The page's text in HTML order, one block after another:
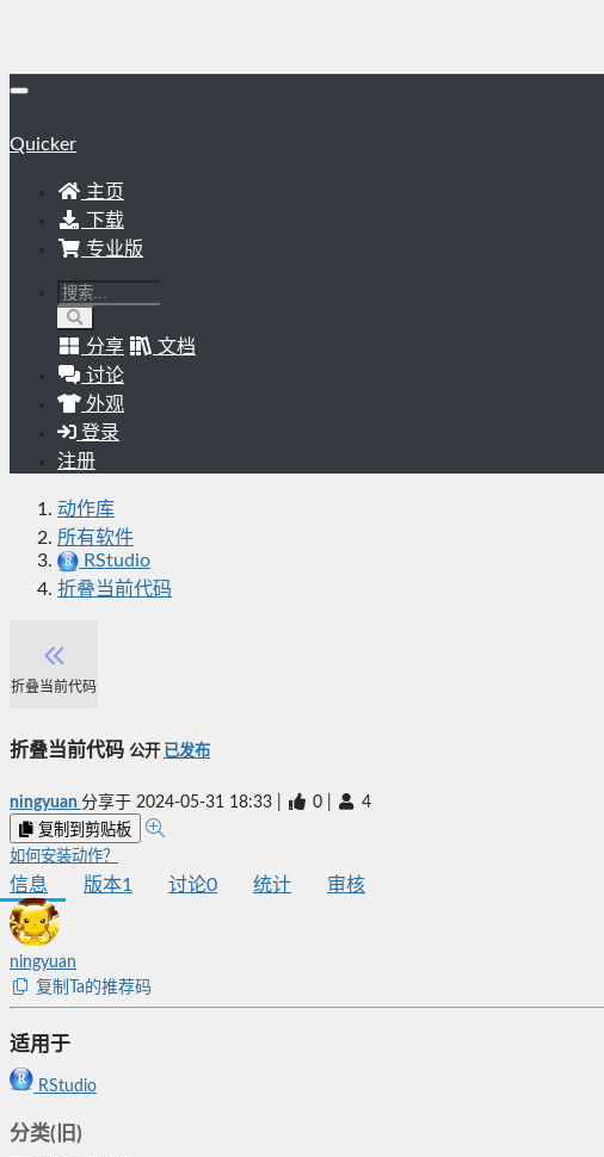
Quicker
主页
下载
专业版
分享
文档
讨论
外观
登录
注册
动作库
所有软件
RStudio
折叠当前代码
折叠当前代码
折叠当前代码 公开 已发布
ningyuan 分享于 2024-05-31 18:33 0 4
复制到剪贴板
如何安装动作？
信息 版本1 讨论0 统计 审核
ningyuan
复制Ta的推荐码
适用于
RStudio
分类(旧)